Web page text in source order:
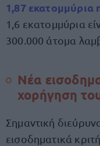
1,87 εκατομμύρια
1,6 εκατομμύρια
300.000 άτομα
Νέα
χορήγηση
Σημαντική
εισοδηματικά